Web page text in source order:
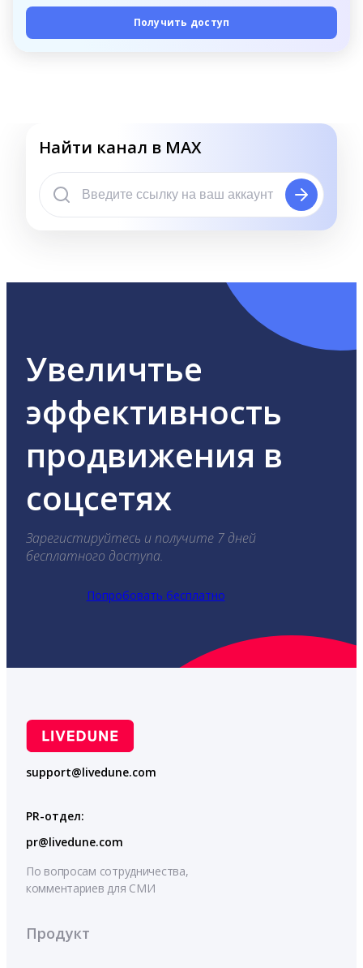
Получить доступ
Найти канал в MAX
Увеличтье
эффективность
продвижения в
соцсетях
Зарегистируйтесь и получите 7 дней
бесплатного доступа.
Попробовать бесплатно
support@livedune.com
PR-отдел:
pr@livedune.com
По вопросам сотрудничества,
комментариев для СМИ
Продукт